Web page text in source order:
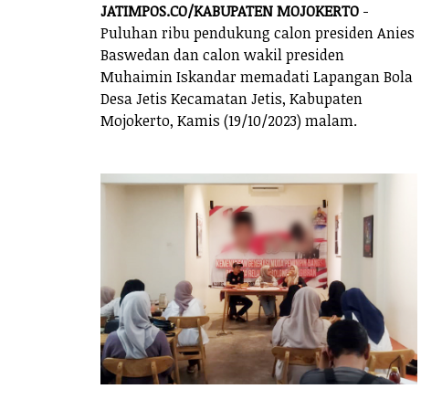
JATIMPOS.CO/KABUPATEN MOJOKERTO -
Puluhan ribu pendukung calon presiden Anies
Baswedan dan calon wakil presiden
Muhaimin Iskandar memadati Lapangan Bola
Desa Jetis Kecamatan Jetis, Kabupaten
Mojokerto, Kamis (19/10/2023) malam.